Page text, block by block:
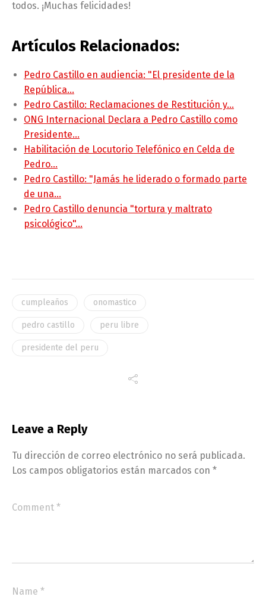
todos. ¡Muchas felicidades!
Artículos Relacionados:
Pedro Castillo en audiencia: "El presidente de la
República…
Pedro Castillo: Reclamaciones de Restitución y…
ONG Internacional Declara a Pedro Castillo como
Presidente…
Habilitación de Locutorio Telefónico en Celda de
Pedro…
Pedro Castillo: "Jamás he liderado o formado parte
de una…
Pedro Castillo denuncia "tortura y maltrato
psicológico"…
cumpleaños onomastico
pedro castillo peru libre
presidente del peru
Leave a Reply
Tu dirección de correo electrónico no será publicada.
Los campos obligatorios están marcados con *